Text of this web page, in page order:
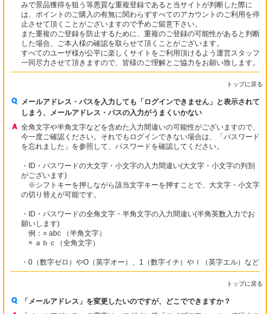
みで景品獲得を狙う等悪質な重複登録であると当サイトが判断した際に
は、ポイントのご購入の有無に関わらずすべてのアカウントのご利用を停
止させて頂くことがございますので予めご留意下さい。
また重複のご登録を防止するために、重複のご登録の可能性があると判断
した場合、ご本人様の確認を取らせて頂くことがございます。
すべてのユーザ様が公平に楽しくサイトをご利用頂けるよう運営スタッフ
一同尽力させて頂きますので、皆様のご理解とご協力をお願い致します。
トップに戻る
メールアドレス・パスを入力しても「ログインできません」と表示されて
しまう、メールアドレス・パスの入力がうまくいかない
全角文字や半角文字などを含めた入力間違いの可能性がございますので、
今一度ご確認ください。それでもログインできない場合は、「パスワード
を忘れました」を参照して、パスワードを確認してください。
・ID・パスワードの大文字・小文字の入力間違い(大文字・小文字の判別
がございます)
※シフトキーを押しながら該当文字キーを押すことで、大文字・小文字
の切り替えが可能です。
・ID・パスワードの全角文字・半角文字の入力間違い(半角英数入力でお
願いします)
例：○ abc （半角文字）
× ａｂｃ（全角文字）
・0（数字ゼロ）やO（英字オー）、1（数字イチ）やｌ（英字エル）など
トップに戻る
「メールアドレス」を変更したいのですが、どこでできますか？